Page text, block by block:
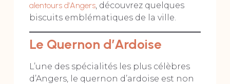
alentours d’Angers, découvrez quelques
biscuits emblématiques de la ville.
Le Quernon d’Ardoise
L’une des spécialités les plus célèbres
d’Angers, le quernon d’ardoise est non